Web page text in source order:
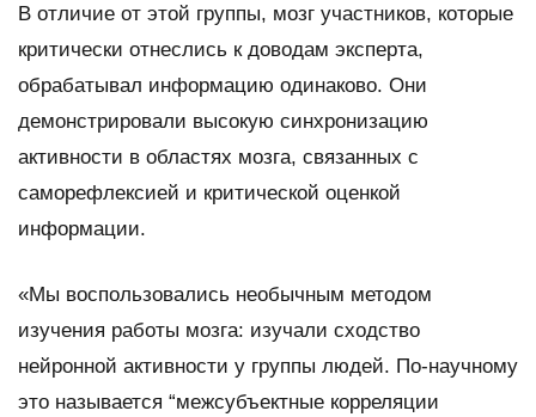
В отличие от этой группы, мозг участников, которые
критически отнеслись к доводам эксперта,
обрабатывал информацию одинаково. Они
демонстрировали высокую синхронизацию
активности в областях мозга, связанных с
саморефлексией и критической оценкой
информации.
«Мы воспользовались необычным методом
изучения работы мозга: изучали сходство
нейронной активности у группы людей. По-научному
это называется “межсубъектные корреляции